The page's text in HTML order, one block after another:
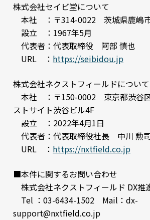
株式会社セイビ堂について
本社 ：〒314-0022 茨城県鹿嶋
設立 ：1967年5月
代表者：代表取締役 阿部 慎也
URL ： https://seibidou.jp
株式会社ネクストフィールドについて
本社 ：〒150-0002 東京都渋谷
ストサイト渋谷ビル4F
設立 ：2022年4月1日
代表者：代表取締役社長 中川 勲
URL ： https://nxtfield.co.jp
■本件に関するお問い合わせ
株式会社ネクストフィールド DX推
Tel ：03-6434-1502 Mail：dx-
support@nxtfield.co.jp